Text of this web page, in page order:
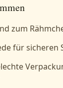
zum
für sicheren